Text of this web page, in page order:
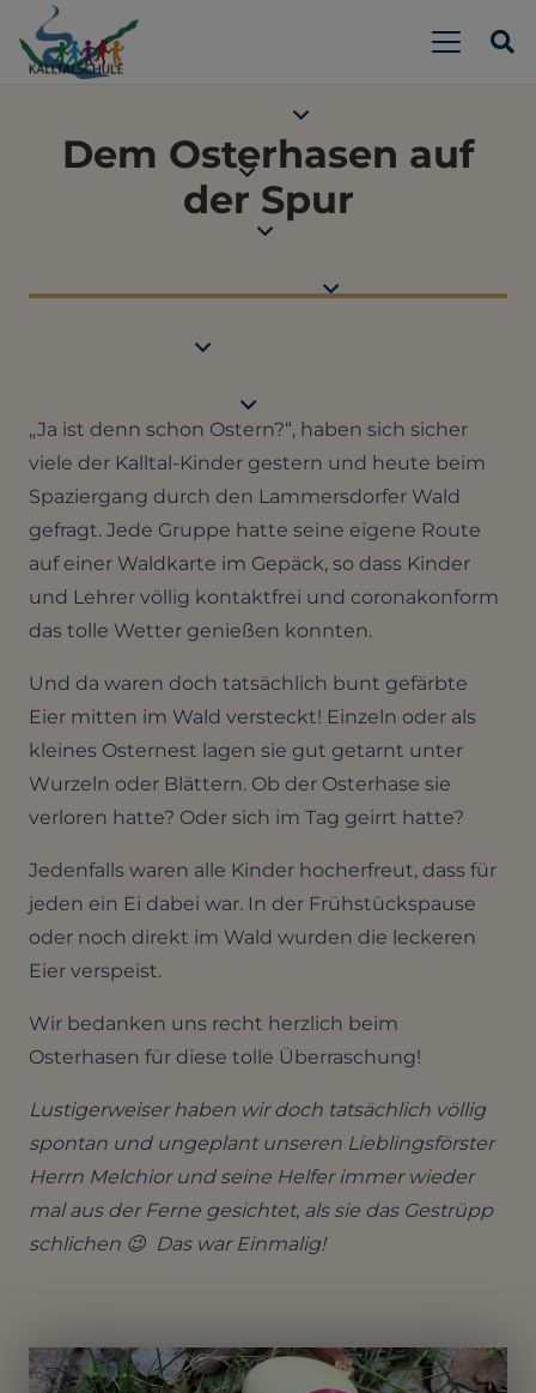
Dem Osterhasen auf
der Spur
„Ja ist denn schon Ostern?“, haben sich sicher
viele der Kalltal-Kinder gestern und heute beim
Spaziergang durch den Lammersdorfer Wald
gefragt. Jede Gruppe hatte seine eigene Route
auf einer Waldkarte im Gepäck, so dass Kinder
und Lehrer völlig kontaktfrei und coronakonform
das tolle Wetter genießen konnten.
Und da waren doch tatsächlich bunt gefärbte
Eier mitten im Wald versteckt! Einzeln oder als
kleines Osternest lagen sie gut getarnt unter
Wurzeln oder Blättern. Ob der Osterhase sie
verloren hatte? Oder sich im Tag geirrt hatte?
Jedenfalls waren alle Kinder hocherfreut, dass für
jeden ein Ei dabei war. In der Frühstückspause
oder noch direkt im Wald wurden die leckeren
Eier verspeist.
Wir bedanken uns recht herzlich beim
Osterhasen für diese tolle Überraschung!
Lustigerweiser haben wir doch tatsächlich völlig
spontan und ungeplant unseren Lieblingsförster
Herrn Melchior und seine Helfer immer wieder
mal aus der Ferne gesichtet, als sie das Gestrüpp
schlichen 😉 Das war Einmalig!